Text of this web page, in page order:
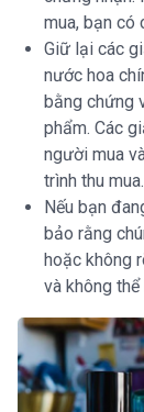
mua, bạn có
Giữ lại các
nước hoa
bằng chứng
phẩm. Các
người mua
trình thu mua.
Nếu bạn
bảo rằng
hoặc không
và không